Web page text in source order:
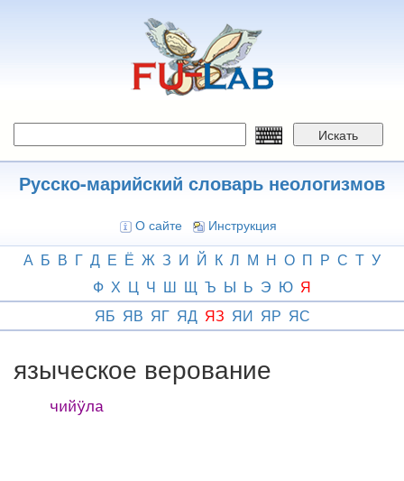
Искать
Русско-марийский словарь неологизмов
О сайте Инструкция
А Б В Г Д Е Ё Ж З И Й К Л М Н О П Р С Т У
Ф Х Ц Ч Ш Щ Ъ Ы Ь Э Ю Я
ЯБ ЯВ ЯГ ЯД ЯЗ ЯИ ЯР ЯС
языческое верование
чийӱла